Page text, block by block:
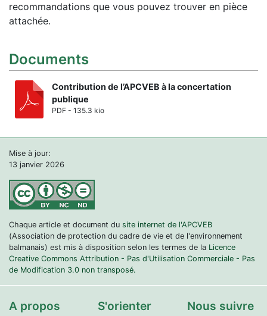
recommandations que vous pouvez trouver en pièce
attachée.
Documents
Contribution de l’APCVEB à la concertation
publique
PDF - 135.3 kio
Mise à jour:
13 janvier 2026
Chaque article et document du site internet de l'APCVEB
(Association de protection du cadre de vie et de l'environnement
balmanais) est mis à disposition selon les termes de la Licence
Creative Commons Attribution - Pas d'Utilisation Commerciale - Pas
de Modification 3.0 non transposé.
A propos S'orienter Nous suivre